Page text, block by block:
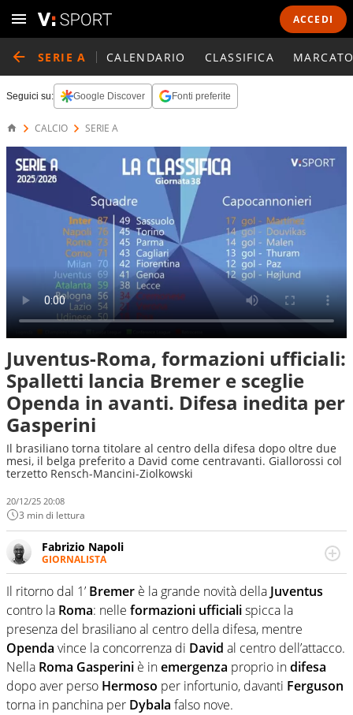
ACCEDI
SERIE A CALENDARIO CLASSIFICA
Seguici su: Google Discover Fonti preferite
CALCIO SERIE A
Juventus-Roma, formazioni ufficiali:
Spalletti lancia Bremer e sceglie
Openda in avanti. Difesa inedita per
Gasperini
Il brasiliano torna titolare al centro della difesa dopo oltre due
mesi, il belga preferito a David come centravanti. Giallorossi col
terzetto Rensch-Mancini-Ziolkowski
20/12/25 20:08
3 min di lettura
Fabrizio Napoli
GIORNALISTA
Giornalista professionista, per Virgilio Sport segue anche
il calcio ma è con la pallanuoto che esalta competenze e
passioni. Cura la comunicazione di HaBaWaBa, il più
grande festival di waterpolo per bambini al mondo
Il ritorno dal 1’ Bremer è la grande novità della Juventus
contro la Roma: nelle formazioni ufficialispicca la
presenza del brasiliano al centro della difesa, mentre
Openda vince la concorrenza di David al centro dell’attacco.
Nella Roma Gasperini è inemergenza proprio indifesa
dopo aver perso Hermoso per infortunio, davanti Ferguson
torna in panchina per Dybala falso nove.